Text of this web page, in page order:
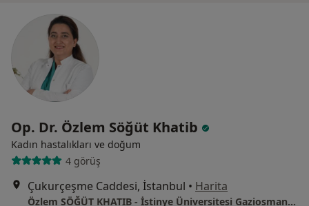
Op. Dr. Özlem Söğüt Khatib
Kadın hastalıkları ve doğum
4 görüş
Çukurçeşme Caddesi, İstanbul • Harita
Özlem SÖĞÜT KHATIB - İstinye Üniversitesi Gaziosmanpaşa Hastanesi